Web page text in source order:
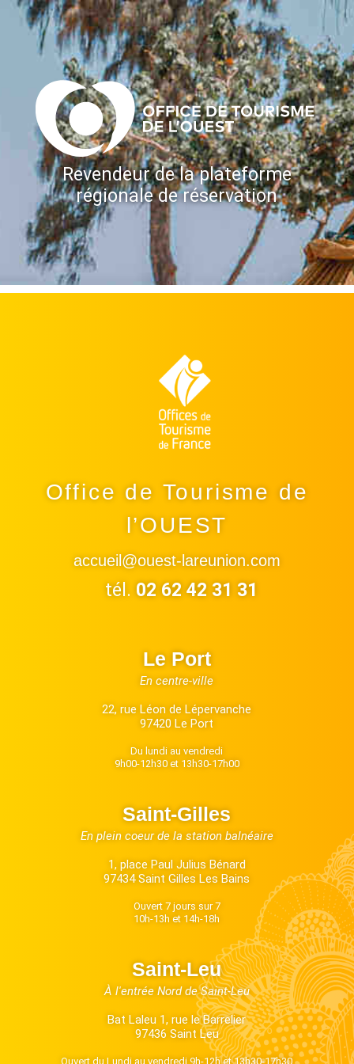
Revendeur de la plateforme
régionale de réservation
Office de Tourisme de
l’OUEST
accueil@ouest-lareunion.com
tél. 02 62 42 31 31
Le Port
En centre-ville
22, rue Léon de Lépervanche
97420 Le Port
Du lundi au vendredi
9h00-12h30 et 13h30-17h00
Saint-Gilles
En plein coeur de la station balnéaire
1, place Paul Julius Bénard
97434 Saint Gilles Les Bains
Ouvert 7 jours sur 7
10h-13h et 14h-18h
Saint-Leu
À l'entrée Nord de Saint-Leu
Bat Laleu 1, rue le Barrelier
97436 Saint Leu
Ouvert du Lundi au vendredi 9h-12h et 13h30-17h30